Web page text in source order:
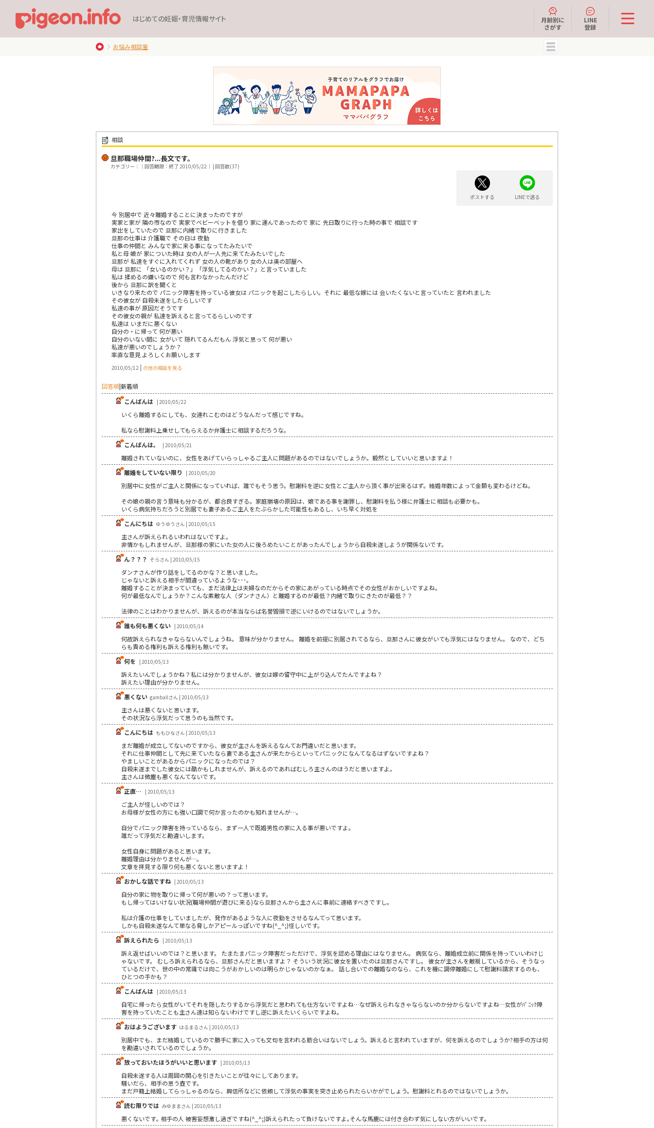
はじめての妊娠・育児情報サイト
月齢別に
さがす
LINE
登録
お悩み相談室
相談
旦那職場仲間?...長文です。
カテゴリー：｜回答期限：終了 2010/05/22｜ | 回答数(37)
ポストする LINEで送る
今 別居中で 近々離婚することに決まったのですが
実家と家が 隣の市なので 実家でベビーベットを借り 家に運んであったので 家に 先日取りに行った時の事で 相談です
家出をしていたので 旦那に内緒で取りに行きました
旦那の仕事は 介護職で その日は 夜勤
仕事の仲間と みんなで家に来る事になってたみたいで
私と母 娘が 家についた時は 女の人が一人先に来てたみたいでした
旦那が 私達をすぐに入れてくれず 女の人の靴があり 女の人は奥の部屋へ
母は 旦那に 「女いるのかい？」「浮気してるのかい？」と言っていました
私は 揉めるの嫌いなので 何も言わなかったんだけど
後から 旦那に訳を聞くと
いきなり来たので パニック障害を持っている彼女は パニックを起こしたらしい。それに 最低な嫁には 会いたくないと言っていたと 言われました
その彼女が 自殺未遂をしたらしいです
私達の事が 原因だそうです
その彼女の親が 私達を訴えると言ってるらしいのです
私達は いまだに悪くない
自分の・に帰って 何が悪い
自分のいない間に 女がいて 隠れてるんだもん 浮気と思って 何が悪い
私達が悪いのでしょうか？
率直な意見 よろしくお願いします
2010/05/12 | の他の相談を見る
回答順|新着順
こんばんは | 2010/05/22
いくら離婚するにしても、女連れこむのはどうなんだって感じですね。
私なら慰謝料上乗せしてもらえるか弁護士に相談するだろうな。
こんばんは。
| 2010/05/21
離婚されていないのに、女性をあげていらっしゃるご主人に問題があるのではないでしょうか。毅然としていいと思いますよ！
離婚をしていない限り
| 2010/05/20
別居中に女性がご主人と関係になっていれば、誰でもそう思う。慰謝料を逆に女性とご主人から頂く事が出来るはず。結婚年数によって金額も変わるけどね。
その娘の親の言う意味も分かるが、都合良すぎる。家庭崩壊の原因は、娘である事を謝罪し、慰謝料を払う様に弁護士に相談も必要かも。
いくら病気持ちだろうと別居でも妻子あるご主人をたぶらかした可能性もあるし、いち早く対処を
こんにちは ゆうゆうさん | 2010/05/15
主さんが訴えられるいわれはないですよ。
非情かもしれませんが、旦那様の家にいた女の人に後ろめたいことがあったんでしょうから自殺未遂しようが関係ないです。
ん？？？ そらさん | 2010/05/15
ダンナさんが作り話をしてるのかな？と思いました。
じゃないと訴える相手が間違っているような･･･。
離婚することが決まっていても、まだ法律上は夫婦なのだからその家にあがっている時点でその女性がおかしいですよね。
何が最低なんでしょうか？こんな素敵な人（ダンナさん）と離婚するのが最低？内緒で取りにきたのが最低？？
法律のことはわかりませんが、訴えるのが本当ならば名誉毀損で逆にいけるのではないでしょうか。
誰も何も悪くない | 2010/05/14
何故訴えられなきゃならないんでしょうね。 意味が分かりません。 離婚を前提に別居されてるなら、旦那さんに彼女がいても浮気にはなりません。 なので、どち
らも責める権利も訴える権利も無いです。
何を | 2010/05/13
訴えたいんでしょうかね？私には分かりませんが、彼女は嫁の留守中に上がり込んでたんですよね？
訴えたい理由が分かりません。
悪くない gamballさん | 2010/05/13
主さんは悪くないと思います。
その状況なら浮気だって思うのも当然です。
こんにちは ももひなさん | 2010/05/13
まだ離婚が成立してないのですから、彼女が主さんを訴えるなんてお門違いだと思います。
それに仕事仲間として先に来ていたなら妻である主さんが来たからといってパニックになんてなるはずないですよね？
やましいことがあるからパニックになったのでは？
自殺未遂までした彼女には酷かもしれませんが、訴えるのであればむしろ主さんのほうだと思いますよ。
主さんは微塵も悪くなんてないです。
正直… | 2010/05/13
ご主人が怪しいのでは？
お母様が女性の方にも強い口調で何か言ったのかも知れませんが…。
自分でパニック障害を持っているなら、まず一人で既婚男性の家に入る事が悪いですよ。
誰だって浮気だと勘違いします。
女性自身に問題があると思います。
離婚理由は分かりませんが…。
文章を拝見する限り何も悪くないと思いますよ！
おかしな話ですね | 2010/05/13
自分の家に物を取りに帰って何が悪いの？って思います。
もし帰ってはいけない状況(職場仲間が遊びに来る)なら旦那さんから主さんに事前に連絡すべきですし。
私は介護の仕事をしていましたが、発作があるような人に夜勤をさせるなんてって思います。
しかも自殺未遂なんて単なる脅しかアピールっぽいですね(^_^;)怪しいです。
訴えられたら | 2010/05/13
訴え返せばいいのでは？と思います。 たまたまパニック障害だっただけで、浮気を認める理由にはなりません。 病気なら、離婚成立前に関係を持っていいわけじ
ゃないです。 むしろ訴えられるなら、旦那さんだと思いますよ？ そういう状況に彼女を置いたのは旦那さんですし。 彼女が主さんを敵視しているから、そうなっ
ているだけで、世の中の常識では向こうがおかしいのは明らかじゃないのかなぁ。 話し合いでの離婚なのなら、これを機に調停離婚にして慰謝料請求するのも、
ひとつの手かも？
こんばんは | 2010/05/13
自宅に帰ったら女性がいてそれを隠したりするから浮気だと思われても仕方ないですよね…なぜ訴えられなきゃならないのか分からないですよね…女性がﾊﾟﾆｯｸ障
害を持っていたことも主さん達は知らないわけですし逆に訴えたいくらいですよね。
おはようございます はるまるさん | 2010/05/13
別居中でも、まだ結婚しているので勝手に家に入っても文句を言われる筋合いはないでしょう。訴えると言われていますが、何を訴えるのでしょうか?相手の方は何
を勘違いされているのでしょうか。
放っておいたほうがいいと思います | 2010/05/13
自殺未遂する人は周囲の関心を引きたいことが往々にしてあります。
騒いだら、相手の思う壺です。
まだ戸籍上結婚してらっしゃるのなら、興信所などに依頼して浮気の事実を突き止められたらいかがでしょう。慰謝料とれるのではないでしょうか。
読む限りでは みゆままさん | 2010/05/13
悪くないです｡ 相手の人 被害妄想激し過ぎですね(^_^;)訴えられたって負けないですよ｡そんな馬鹿には付き合わず気にしない方がいいです｡